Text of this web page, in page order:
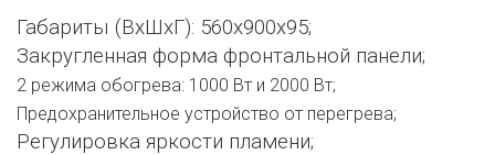
Габариты (ВхШхГ): 560x900x95;
Закругленная форма фронтальной панели;
2 режима обогрева: 1000 Вт и 2000 Вт;
Предохранительное устройство от перегрева;
Регулировка яркости пламени;